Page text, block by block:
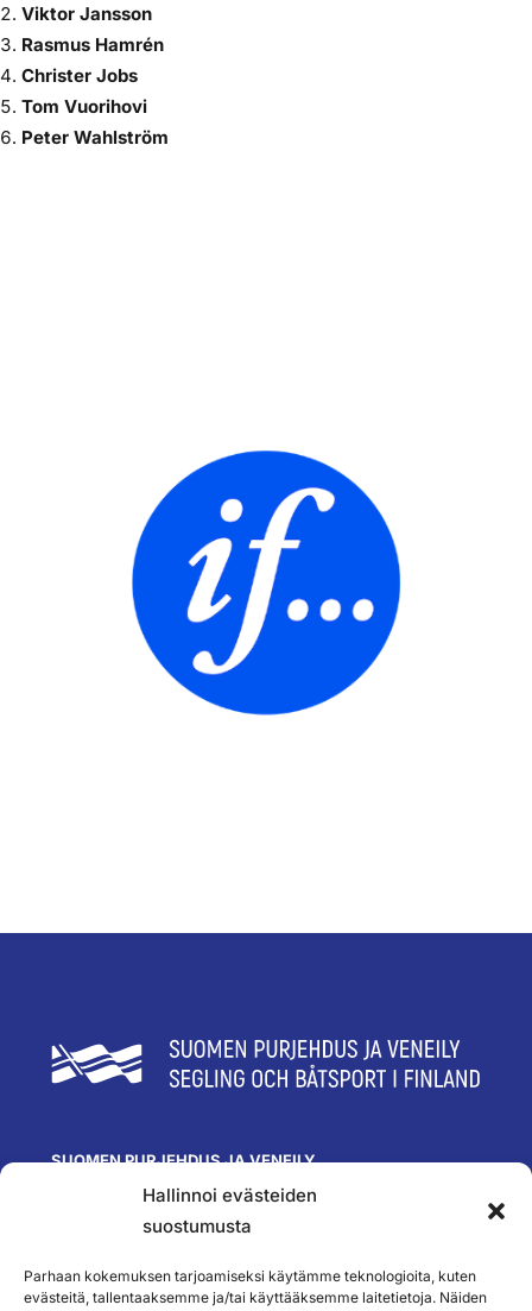
Hallinnoi evästeiden
suostumusta
Parhaan kokemuksen tarjoamiseksi käytämme teknologioita, kuten
evästeitä, tallentaaksemme ja/tai käyttääksemme laitetietoja. Näiden
Viktor Jansson
Rasmus Hamrén
Christer Jobs
Tom Vuorihovi
Peter Wahlström
SUOMEN PURJEHDUS JA VENEILY
Olympiastadion
Paavo Nurmen tie 1
toimisto@spv.fi
Yhteystiedot